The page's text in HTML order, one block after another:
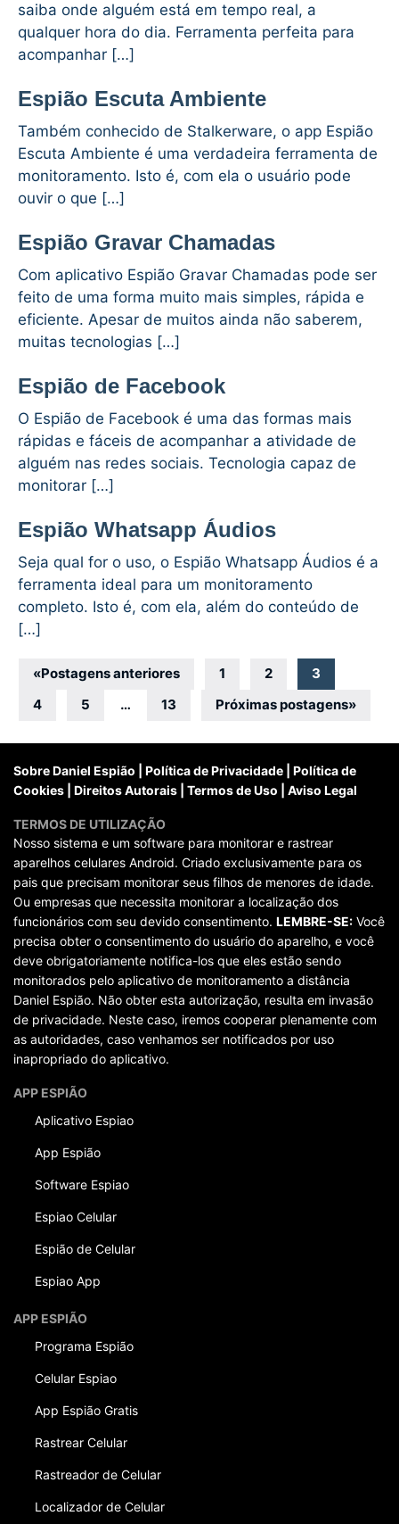
saiba onde alguém está em tempo real, a
qualquer hora do dia. Ferramenta perfeita para
acompanhar […]
Espião Escuta Ambiente
Também conhecido de Stalkerware, o app Espião
Escuta Ambiente é uma verdadeira ferramenta de
monitoramento. Isto é, com ela o usuário pode
ouvir o que […]
Espião Gravar Chamadas
Com aplicativo Espião Gravar Chamadas pode ser
feito de uma forma muito mais simples, rápida e
eficiente. Apesar de muitos ainda não saberem,
muitas tecnologias […]
Espião de Facebook
O Espião de Facebook é uma das formas mais
rápidas e fáceis de acompanhar a atividade de
alguém nas redes sociais. Tecnologia capaz de
monitorar […]
Espião Whatsapp Áudios
Seja qual for o uso, o Espião Whatsapp Áudios é a
ferramenta ideal para um monitoramento
completo. Isto é, com ela, além do conteúdo de
[…]
Navegação
por
posts
«Postagens anteriores 1 2
3
4
5 … 13 Próximas postagens»
Sobre Daniel Espião Política de Privacidade
Política de
Cookies
Direitos Autorais Termos de Uso Aviso Legal
TERMOS DE UTILIZAÇÃO
Nosso sistema e um software para monitorar e rastrear
aparelhos celulares Android. Criado exclusivamente para os
pais que precisam monitorar seus filhos de menores de idade.
Ou empresas que necessita monitorar a localização dos
funcionários com seu devido consentimento. LEMBRE-SE: Você
precisa obter o consentimento do usuário do aparelho, e você
deve obrigatoriamente notifica-los que eles estão sendo
monitorados pelo aplicativo de monitoramento a distância
Daniel Espião. Não obter esta autorização, resulta em invasão
de privacidade. Neste caso, iremos cooperar plenamente com
as autoridades, caso venhamos ser notificados por uso
inapropriado do aplicativo.
APP ESPIÃO
Aplicativo Espiao
App Espião
Software Espiao
Espiao Celular
Espião de Celular
Espiao App
APP ESPIÃO
Programa Espião
Celular Espiao
App Espião Gratis
Rastrear Celular
Rastreador de Celular
Localizador de Celular